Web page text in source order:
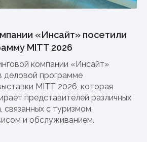
«Инсайт» посетили
MITT 2026
компании «Инсайт»
деловой программе
MITT 2026, которая
представителей различных
связанных с туризмом,
и обслуживанием.